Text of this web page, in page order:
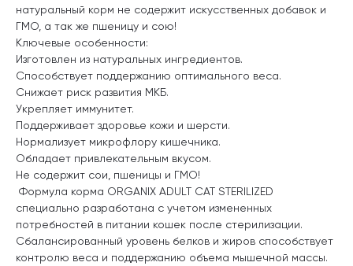
натуральный корм не содержит искусственных добавок и
ГМО, а так же пшеницу и сою!
Ключевые особенности:
Изготовлен из натуральных ингредиентов.
Способствует поддержанию оптимального веса.
Снижает риск развития МКБ.
Укрепляет иммунитет.
Поддерживает здоровье кожи и шерсти.
Нормализует микрофлору кишечника.
Обладает привлекательным вкусом.
Не содержит сои, пшеницы и ГМО!
Формула корма ORGANIX ADULT CAT STERILIZED
специально разработана с учетом измененных
потребностей в питании кошек после стерилизации.
Сбалансированный уровень белков и жиров способствует
контролю веса и поддержанию объема мышечной массы.